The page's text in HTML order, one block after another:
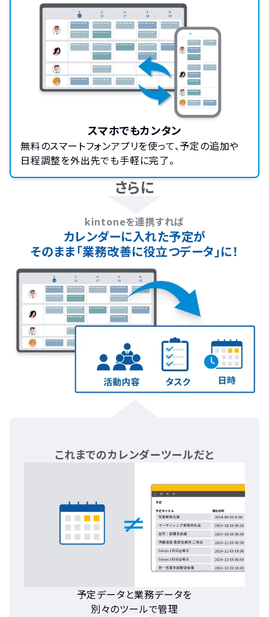
スマホでもカンタン
無料のスマートフォンアプリを使って、予定の追加や
日程調整を外出先でも手軽に完了。
さらに
kintoneを連携すれば
カレンダーに入れた予定が
そのまま「業務改善に役立つデータ」に！
これまでのカレンダーツールだと
予定データと業務データを
別々のツールで管理